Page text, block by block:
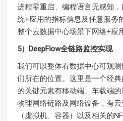
进程零重启、编程语言无感知
统+应用的指标信息及任意服务
整个云数据中心场景下网络+应
5）DeepFlow全链路监控实现
我们可以整体看数据中心可观
们所在的位置。这里是一个经
的关键元素有移动端、车载端
物理网络链路及网络设备，有
（虚拟机、容器）以及相关的